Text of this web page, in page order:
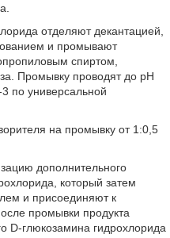
отделяют декантацией,
и промывают
спиртом,
Промывку проводят до pH
по универсальной
на промывку от 1:0,5
дополнительного
который затем
и присоединяют к
промывки продукта
D-глюкозамина гидрохлорида